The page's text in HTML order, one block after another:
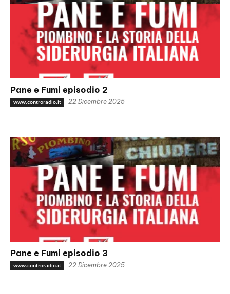
Pane e Fumi episodio 2
www.controradio.it 22 Dicembre 2025
Pane e Fumi episodio 3
www.controradio.it 22 Dicembre 2025